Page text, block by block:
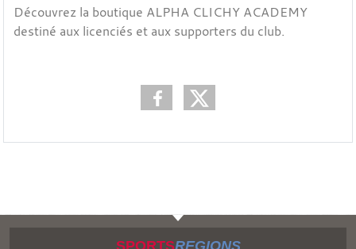
Découvrez la boutique ALPHA CLICHY ACADEMY
destiné aux licenciés et aux supporters du club.
SPORTSREGIONS